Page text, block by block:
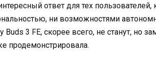
ответ для тех пользователей,
ни возможностями
3 FE, скорее всего, не станут, но
продемонстрировала.